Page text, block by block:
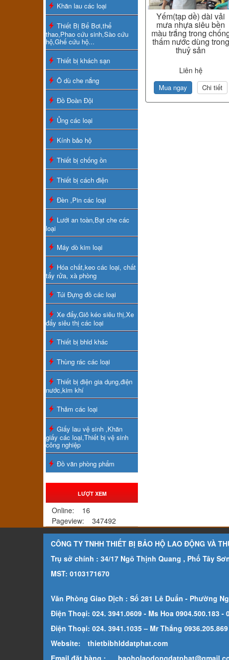
Khăn lau các loại
Thiết Bị Bể Bơi,thể
thao,Phao cứu sinh,Sào cứu
hộ,Ghế cứu hộ...
Thiết bị khách sạn
Ô dù che nắng
Đồ Đoàn Đội
Ủng các loại
Kính bảo hộ
Thiết bị chống ồn
Thiết bị cách điện
Đèn ,Pin các loại
Lưới an toàn,Bạt che các
loại
Máy dò kim loại
Hóa chất,keo các loại, chất
tẩy rửa, xà phòng
Túi Đựng đồ các loại
Xe đẩy,Giỏ kéo siêu thị,Xe
đẩy siêu thị các loại
Thiết bị bhld khác
Thùng rác các loại
Thiết bị điện gia dụng,điện
nước,kim khí
Thảm các loại
Giấy lau vệ sinh ,Khăn
giấy các loại,Thiết bị vệ sinh
công nghiệp
Đồ văn phòng phẩm
LƯỢT XEM
Online:
16
Pageview:
347492
Yếm(tạp dề) dài vải
mưa nhựa siêu bền
màu trắng trong
thấm nước dùng trong
thuỷ sản
Liên hệ
Mua ngay Chi tiết
CÔNG TY TNHH THIẾT BỊ BẢO HỘ LAO ĐỘNG VÀ
Trụ sở chính : 34/17 Ngõ Thịnh Quang , Phố Tây
MST: 0103171670
Văn Phòng Giao Dịch : Số 281 Lê Duẩn - Phường
Điện Thoại: 024. 3941.0609 - Ms Hoa 0904.500.183 -
Điện Thoại: 024. 3941.1035 – Mr Thắng
Website:
thietbibhlddatphat.com
Email đặt hàng :